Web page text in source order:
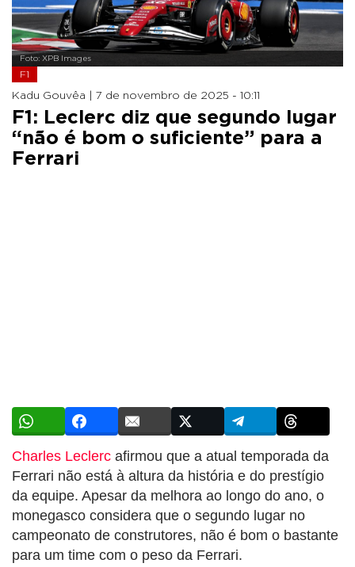
Foto: XPB Images
F1
Kadu Gouvêa | 7 de novembro de 2025 - 10:11
F1: Leclerc diz que segundo lugar
“não é bom o suficiente” para a
Ferrari
Charles Leclerc afirmou que a atual temporada da
Ferrari não está à altura da história e do prestígio
da equipe. Apesar da melhora ao longo do ano, o
monegasco considera que o segundo lugar no
campeonato de construtores, não é bom o bastante
para um time com o peso da Ferrari.